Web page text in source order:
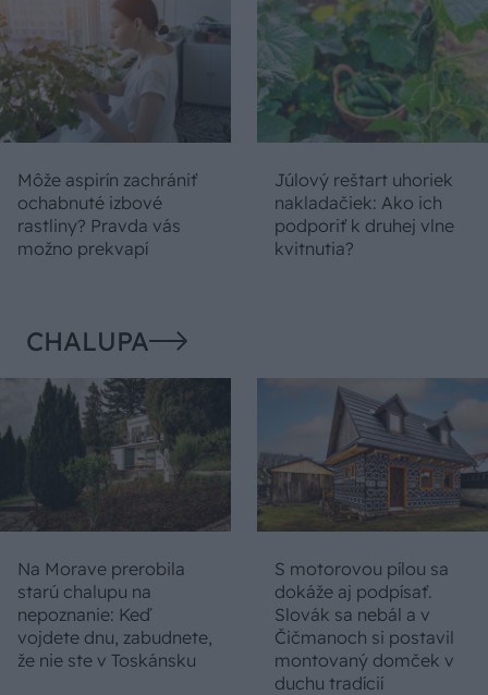
Môže aspirín zachrániť
ochabnuté izbové
rastliny? Pravda vás
možno prekvapí
Júlový reštart uhoriek
nakladačiek: Ako ich
podporiť k druhej vlne
kvitnutia?
CHALUPA
Na Morave prerobila
starú chalupu na
nepoznanie: Keď
vojdete dnu, zabudnete,
že nie ste v Toskánsku
S motorovou pílou sa
dokáže aj podpísať.
Slovák sa nebál a v
Čičmanoch si postavil
montovaný domček v
duchu tradícií